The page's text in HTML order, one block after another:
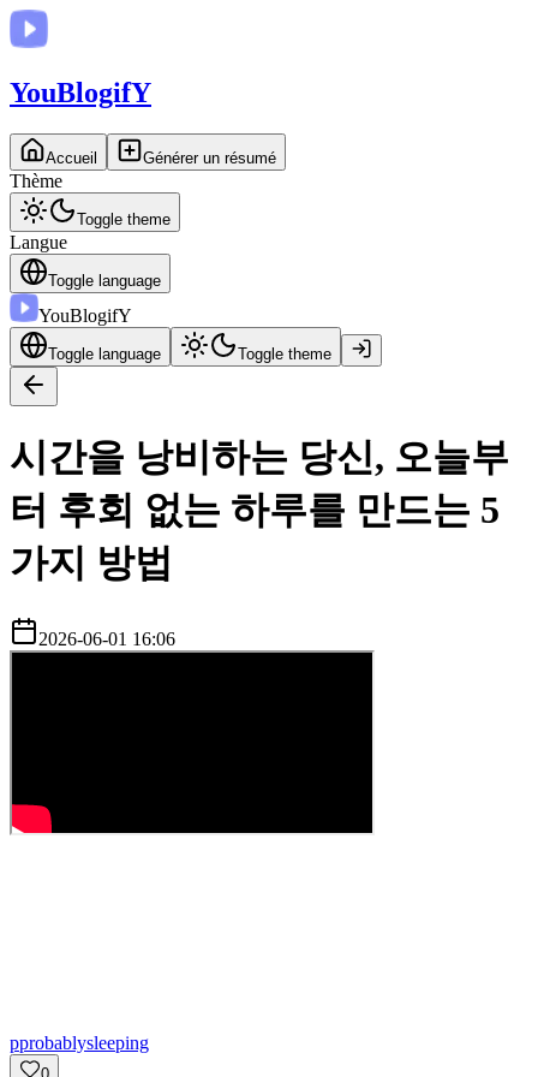
YouBlogifY
Accueil Générer un résumé
Thème
Toggle theme
Langue
Toggle language
YouBlogifY
Toggle language Toggle theme
시간을 낭비하는 당신, 오늘부
터 후회 없는 하루를 만드는 5
가지 방법
2026-06-01 16:06
pprobablysleeping